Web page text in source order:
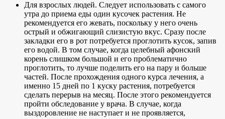
Для взрослых людей. Следует использовать с самого
утра до приема еды один кусочек растения. Не
рекомендуется его жевать, поскольку у него очень
острый и обжигающий слизистую вкус. Сразу после
закладки его в рот потребуется проглотить кусок, запив
его водой. В том случае, когда целебный афонский
корень слишком большой и его проблематично
проглотить, то лучше поделить его на пару и больше
частей. После прохождения одного курса лечения, а
именно 15 дней по 1 куску растения, потребуется
сделать перерыв на месяц. После этого рекомендуется
пройти обследование у врача. В случае, когда
выздоровление не наступает и не проявляется,